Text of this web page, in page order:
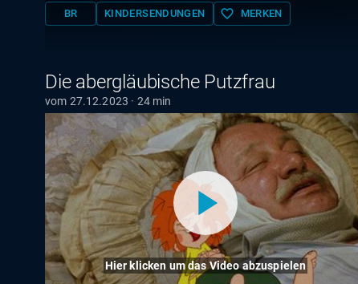
BR KINDERSENDUNGEN favorite_border MERKEN
Die abergläubische Putzfrau
vom 27.12.2023 · 24 min
Hier klicken um das Video abzuspielen